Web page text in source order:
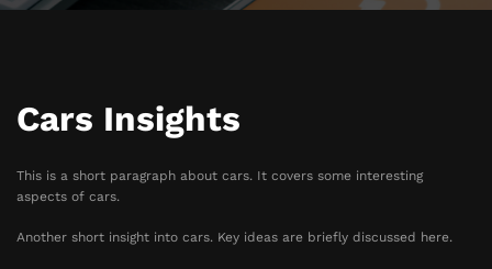
Cars Insights
This is a short paragraph about cars. It covers some interesting
aspects of cars.
Another short insight into cars. Key ideas are briefly discussed here.